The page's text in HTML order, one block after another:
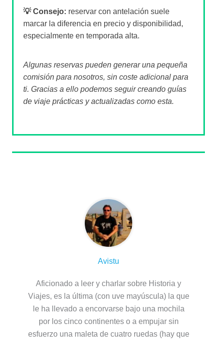
💡 Consejo: reservar con antelación suele
marcar la diferencia en precio y disponibilidad,
especialmente en temporada alta.
Algunas reservas pueden generar una pequeña
comisión para nosotros, sin coste adicional para
ti. Gracias a ello podemos seguir creando guías
de viaje prácticas y actualizadas como esta.
Avistu
Aficionado a leer y charlar sobre Historia y
Viajes, es la última (con uve mayúscula) la que
le ha llevado a encorvarse bajo una mochila
por los cinco continentes o a empujar sin
esfuerzo una maleta de cuatro ruedas (hay que